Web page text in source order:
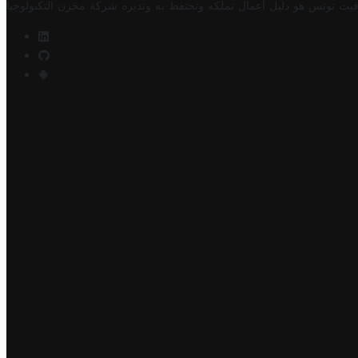
تونس هو دليل أعمال تملكه وتحتفظ به وتديره شركة مخزن التكنولوجيا